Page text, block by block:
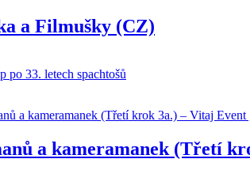
a Filmušky (CZ)
po 33. letech spachtošů
a kameramanek (Třetí